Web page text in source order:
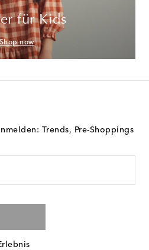
für Kids
now
Trends, Pre-Shoppings